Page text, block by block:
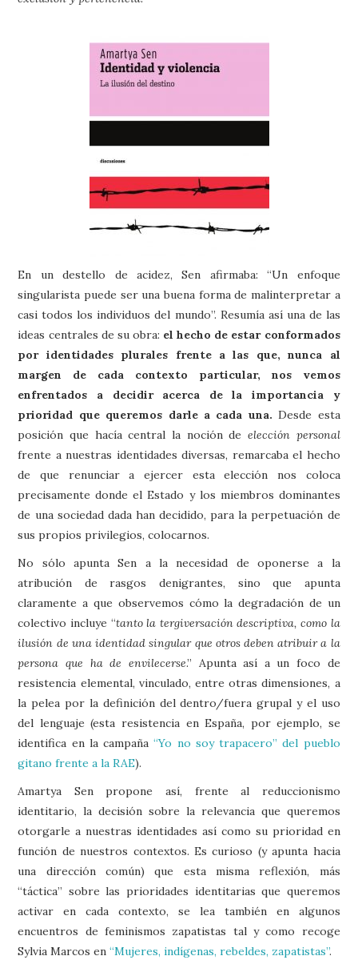
En un destello de acidez, Sen afirmaba: “Un enfoque
singularista puede ser una buena forma de malinterpretar a
casi todos los individuos del mundo”. Resumía así una de las
ideas centrales de su obra: el hecho de estar conformados
por identidades plurales frente a las que, nunca al
margen de cada contexto particular, nos vemos
enfrentados a decidir acerca de la importancia y
prioridad que queremos darle a cada una. Desde esta
posición que hacía central la noción de elección personal
frente a nuestras identidades diversas, remarcaba el hecho
de que renunciar a ejercer esta elección nos coloca
precisamente donde el Estado y los miembros dominantes
de una sociedad dada han decidido, para la perpetuación de
sus propios privilegios, colocarnos.
No sólo apunta Sen a la necesidad de oponerse a la
atribución de rasgos denigrantes, sino que apunta
claramente a que observemos cómo la degradación de un
colectivo incluye “tanto la tergiversación descriptiva, como la
ilusión de una identidad singular que otros deben atribuir a la
persona que ha de envilecerse.” Apunta así a un foco de
resistencia elemental, vinculado, entre otras dimensiones, a
la pelea por la definición del dentro/fuera grupal y el uso
del lenguaje (esta resistencia en España, por ejemplo, se
identifica en la campaña“Yo no soy trapacero” del pueblo
gitano frente a la RAE).
Amartya Sen propone así, frente al reduccionismo
identitario, la decisión sobre la relevancia que queremos
otorgarle a nuestras identidades así como su prioridad en
función de nuestros contextos. Es curioso (y apunta hacia
una dirección común) que esta misma reflexión, más
“táctica” sobre las prioridades identitarias que queremos
activar en cada contexto, se lea también en algunos
encuentros de feminismos zapatistas tal y como recoge
Sylvia Marcos en“Mujeres, indígenas, rebeldes, zapatistas”.